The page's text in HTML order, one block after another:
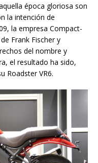
época gloriosa son
la intención de
la empresa Compact-
Frank Fischer y
del nombre y
el resultado ha sido,
Roadster VR6.